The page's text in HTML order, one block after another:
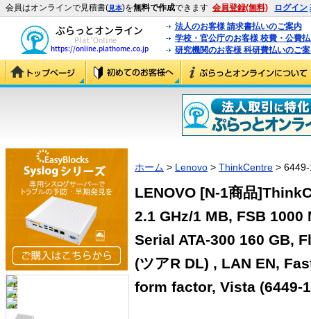
会員はオンラインで見積書(見本)を無料で作成できます 会員登録(無料) ログイン
法人のお客様 請求書払いのご案内
学校・官公庁のお客様 校費・公費
研究機関のお客様 科研費払いのご
ホーム > Lenovo > ThinkCentre >
LENOVO [N-1商品
2.1 GHz/1 MB, FSB 1000
Serial ATA-300 160 GB,
(ツアR DL) , LAN EN,
form factor, Vista (6449-